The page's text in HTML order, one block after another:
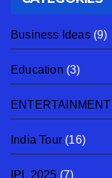
Business Ideas(9)
Education (3)
ENTERTAINMENT
India Tour (16)
IPL 2025 (7)